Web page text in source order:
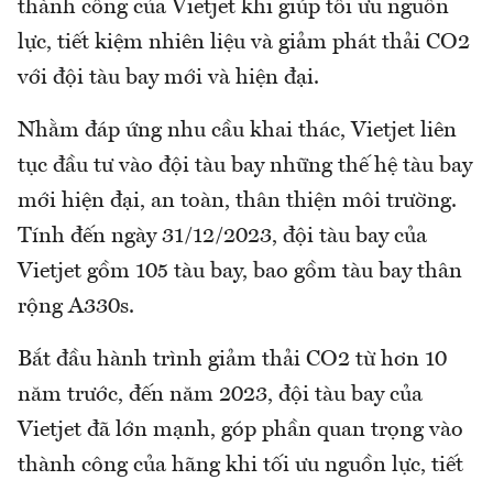
thành công của Vietjet khi giúp tối ưu nguồn
lực, tiết kiệm nhiên liệu và giảm phát thải CO2
với đội tàu bay mới và hiện đại.
Nhằm đáp ứng nhu cầu khai thác, Vietjet liên
tục đầu tư vào đội tàu bay những thế hệ tàu bay
mới hiện đại, an toàn, thân thiện môi trường.
Tính đến ngày 31/12/2023, đội tàu bay của
Vietjet gồm 105 tàu bay, bao gồm tàu bay thân
rộng A330s.
Bắt đầu hành trình giảm thải CO2 từ hơn 10
năm trước, đến năm 2023, đội tàu bay của
Vietjet đã lớn mạnh, góp phần quan trọng vào
thành công của hãng khi tối ưu nguồn lực, tiết